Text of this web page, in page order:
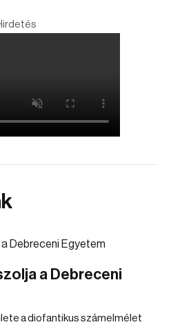
a Debreceni
a diofantikus számelmélet